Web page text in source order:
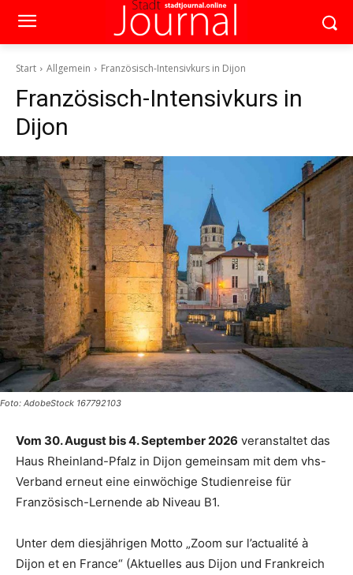
Start Allgemein Französisch-Intensivkurs in Dijon
Französisch-Intensivkurs in
Dijon
Foto: AdobeStock 167792103
Vom 30. August bis 4. September 2026 veranstaltet das
Haus Rheinland-Pfalz in Dijon gemeinsam mit dem vhs-
Verband erneut eine einwöchige Studienreise für
Französisch-Lernende ab Niveau B1.
Unter dem diesjährigen Motto „Zoom sur l’actualité à
Dijon et en France“ (Aktuelles aus Dijon und Frankreich